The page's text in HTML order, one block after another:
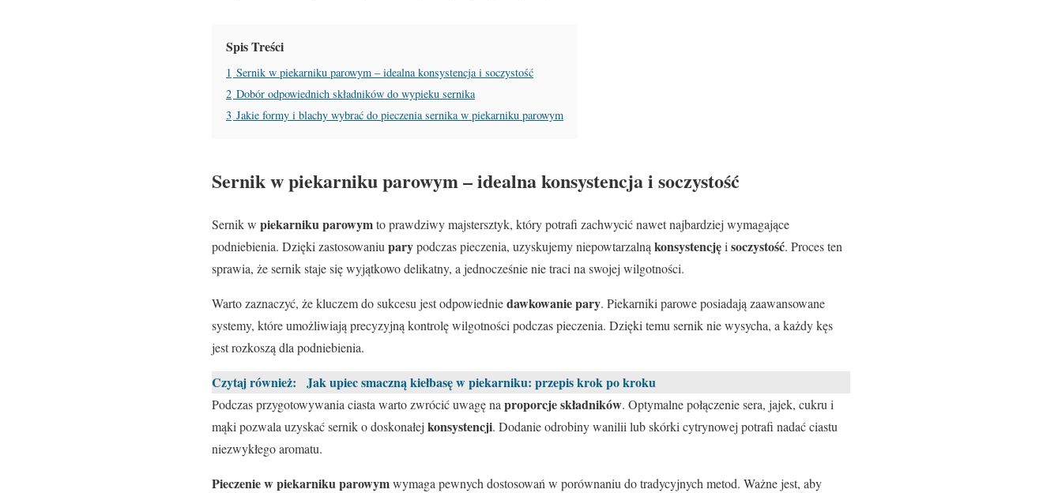
Spis Treści
1 Sernik w piekarniku parowym – idealna konsystencja i soczystość
2 Dobór odpowiednich składników do wypieku sernika
3 Jakie formy i blachy wybrać do pieczenia sernika w piekarniku parowym
Sernik w piekarniku parowym – idealna konsystencja i soczystość
Sernik w piekarniku parowymto prawdziwy majstersztyk, który potrafi zachwycić nawet najbardziej wymagające
podniebienia. Dzięki zastosowaniu parypodczas pieczenia, uzyskujemy niepowtarzalną konsystencjęi soczystość. Proces ten
sprawia, że sernik staje się wyjątkowo delikatny, a jednocześnie nie traci na swojej wilgotności.
Warto zaznaczyć, że kluczem do sukcesu jest odpowiedniedawkowanie pary. Piekarniki parowe posiadają zaawansowane
systemy, które umożliwiają precyzyjną kontrolę wilgotności podczas pieczenia. Dzięki temu sernik nie wysycha, a każdy kęs
jest rozkoszą dla podniebienia.
Czytaj również: Jak upiec smaczną kiełbasę w piekarniku: przepis krok po kroku
Podczas przygotowywania ciasta warto zwrócić uwagę na proporcje składników. Optymalne połączenie sera, jajek, cukru i
mąki pozwala uzyskać sernik o doskonałej konsystencji. Dodanie odrobiny wanilii lub skórki cytrynowej potrafi nadać ciastu
niezwykłego aromatu.
Pieczenie w piekarniku parowymwymaga pewnych dostosowań w porównaniu do tradycyjnych metod. Ważne jest, aby